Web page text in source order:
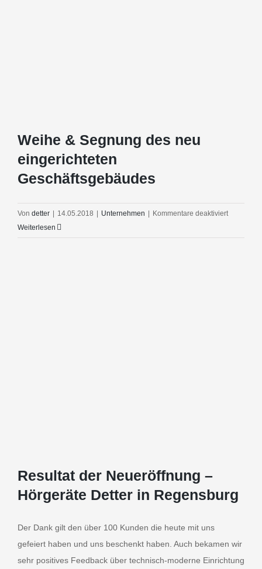
Weihe & Segnung des neu
eingerichteten
Geschäftsgebäudes
Von detter 14.05.2018 Unternehmen Kommentare deaktiviertfür
Weiterlesen
Resultat der Neueröffnung –
Hörgeräte Detter in Regensburg
Der Dank gilt den über 100 Kunden die heute mit uns
gefeiert haben und uns beschenkt haben. Auch bekamen wir
sehr positives Feedback über technisch-moderne Einrichtung